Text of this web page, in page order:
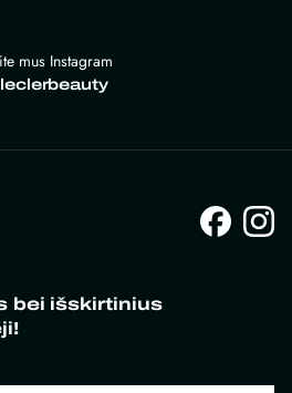
mus Instagram
bei išskirtinius